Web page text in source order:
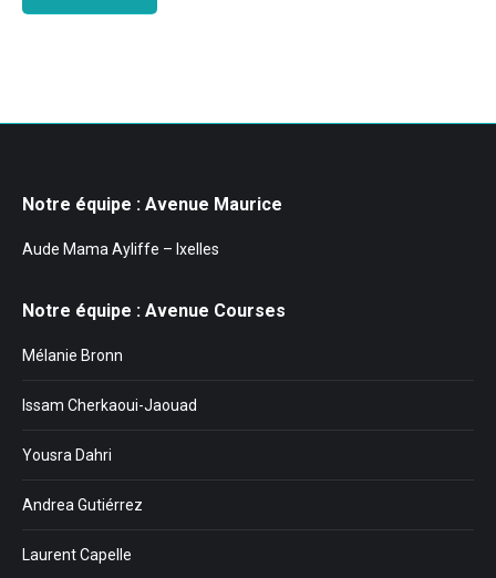
Notre équipe : Avenue Maurice
Aude Mama Ayliffe – Ixelles
Notre équipe : Avenue Courses
Mélanie Bronn
Issam Cherkaoui-Jaouad
Yousra Dahri
Andrea Gutiérrez
Laurent Capelle